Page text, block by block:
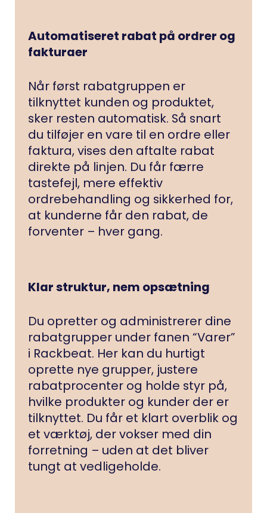
Automatiseret rabat på ordrer og
fakturaer
Når først rabatgruppen er
tilknyttet kunden og produktet,
sker resten automatisk. Så snart
du tilføjer en vare til en ordre eller
faktura, vises den aftalte rabat
direkte på linjen. Du får færre
tastefejl, mere effektiv
ordrebehandling og sikkerhed for,
at kunderne får den rabat, de
forventer – hver gang.
Klar struktur, nem opsætning
Du opretter og administrerer dine
rabatgrupper under fanen “Varer”
i Rackbeat. Her kan du hurtigt
oprette nye grupper, justere
rabatprocenter og holde styr på,
hvilke produkter og kunder der er
tilknyttet. Du får et klart overblik og
et værktøj, der vokser med din
forretning – uden at det bliver
tungt at vedligeholde.